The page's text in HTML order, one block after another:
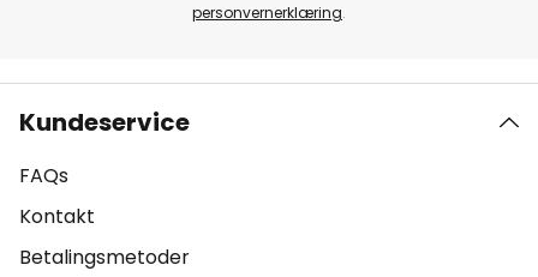
personvernerklæring.
Kundeservice
FAQs
Kontakt
Betalingsmetoder